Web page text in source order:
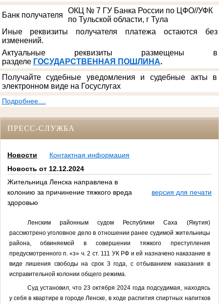
Банк получателя
ОКЦ № 7 ГУ Банка России по ЦФО//УФК
по Тульской области, г Тула
Иные реквизиты получателя платежа остаются без
изменений.
Актуальные реквизиты размещены в
разделе ГОСУДАРСТВЕННАЯ ПОШЛИНА.
Получайте судебные уведомления и судебные акты в
электронном виде на Госуслугах
Подробнее....
ПРЕСС-СЛУЖБА
Новости
Контактная информация
Новость от 12.12.2024
Жительница Ленска направлена в
колонию за причинение тяжкого вреда
здоровью
версия для печати
Ленским районным судом Республики Саха (Якутия)
рассмотрено уголовное дело в отношении ранее судимой жительницы
района, обвиняемой в совершении тяжкого преступления
предусмотренного п. «з» ч. 2 ст. 111 УК РФ и ей назначено наказание в
виде лишения свободы на срок 3 года, с отбыванием наказания в
исправительной колонии общего режима.
Суд установил, что 23 октября 2024 года подсудимая, находясь
у себя в квартире в городе Ленске, в ходе распития спиртных напитков